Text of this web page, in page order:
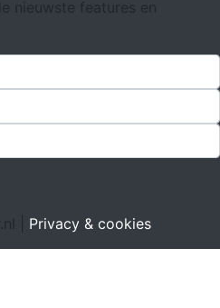
nieuwste features en
| Privacy & cookies